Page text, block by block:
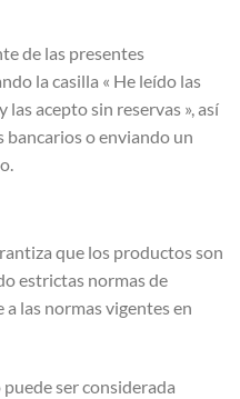
de las presentes
la casilla « He leído las
acepto sin reservas », así
o enviando un
que los productos son
estrictas normas de
las normas vigentes en
puede ser considerada